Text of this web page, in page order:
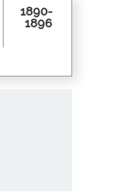
1890-
1896